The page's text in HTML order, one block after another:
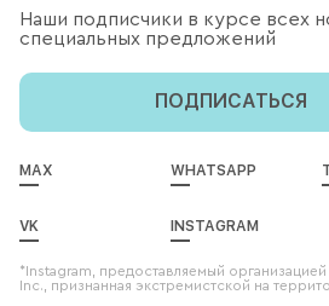
Наши подписчики в курсе всех
специальных предложений
ПОДПИСАТЬСЯ
MAX WHATSAPP
VK INSTAGRAM
*Instagram, предоставляемый организацией
Inc., признанная экстремистской на